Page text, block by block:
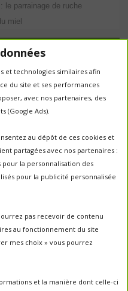
et technologies similaires afin
du site et ses performances
avec nos partenaires, des
(Google Ads).
au dépôt de ces cookies et
partagées avec nos partenaires :
la personnalisation des
pour la publicité personnalisée
pas recevoir de contenu
au fonctionnement du site
mes choix » vous pourrez
et la manière dont celle-ci
le parrainage de ruche
miel
abeilles animation
apiculture
et Yves Robert
fleurs la vie de la
miel
parrainage de ruche
une ruche pesticides
récolte récolte miel
apicole sauvage un
untoitpourlesabeilles
miel